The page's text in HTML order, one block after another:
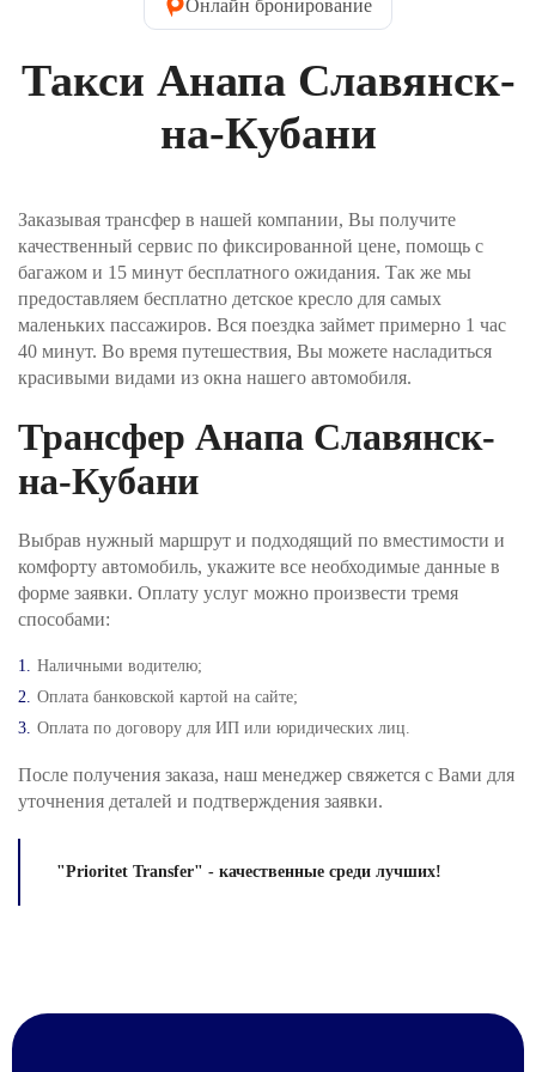
детское кресло предоставляется бесплатно). Далее
нужно указать контактные данные пассажира.
табличке при встрече, контактный телефон и Email.
На электронную почту вы получите
подтверждение заказа. Телефон пригодится, если
водитель не сможет найти вас в месте отправления.
Оплата производится через интернет-эквайринг
АО "Т-БАНК" (© 2006–2025, АО «Т-Банк»,
официальный сайт https://www.tbank.ru/business/,
лицензия ЦБ РФ № 2673).
Шаг №4. После получения заявки, наш менеджер
проверит поступление денежных средств и
свяжется с Вами для подверждения заказа и его
Онлайн бронирование
Такси Анапа Славянск-
на-Кубани
Заказывая трансфер в нашей компании, Вы получите
качественный сервис по фиксированной цене, помощь с
багажом и 15 минут бесплатного ожидания. Так же мы
предоставляем бесплатно детское кресло для самых
маленьких пассажиров. Вся поездка займет примерно 1 час
40 минут. Во время путешествия, Вы можете насладиться
красивыми видами из окна нашего автомобиля.
Трансфер Анапа Славянск-
на-Кубани
Выбрав нужный маршрут и подходящий по вместимости и
комфорту автомобиль, укажите все необходимые данные в
форме заявки. Оплату услуг можно произвести тремя
способами:
Наличными водителю;
Оплата банковской картой на сайте;
Оплата по договору для ИП или юридических лиц.
После получения заказа, наш менеджер свяжется с Вами для
уточнения деталей и подтверждения заявки.
"Prioritet Transfer" - качественные среди лучших!